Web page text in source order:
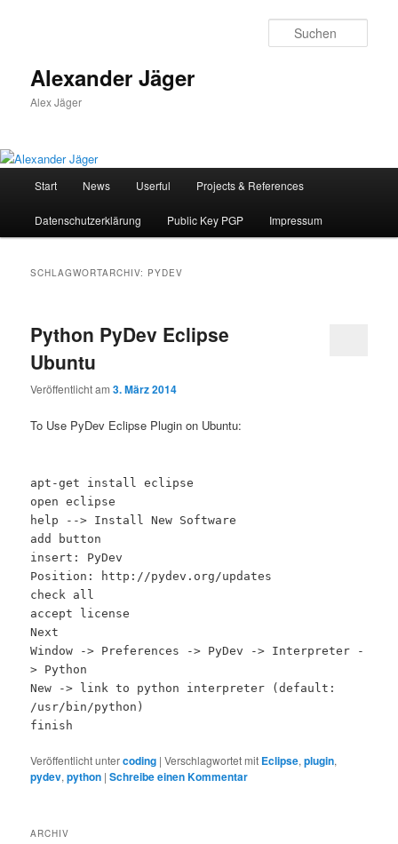
Alexander Jäger
Alex Jäger
Start News Userful Projects & References
Datenschutzerklärung Public Key PGP Impressum
SCHLAGWORTARCHIV: PYDEV
Python PyDev Eclipse
Ubuntu
Veröffentlicht am3. März 2014
To Use PyDev Eclipse Plugin on Ubuntu:
apt-get install eclipse
open eclipse
help --> Install New Software
add button
insert: PyDev
Position: http://pydev.org/updates
check all
accept license
Next
Window -> Preferences -> PyDev -> Interpreter -
> Python
New -> link to python interpreter (default:
/usr/bin/python)
finish
Veröffentlicht untercoding |Verschlagwortet mit Eclipse,plugin,
pydev,python |Schreibe einen Kommentar
ARCHIV